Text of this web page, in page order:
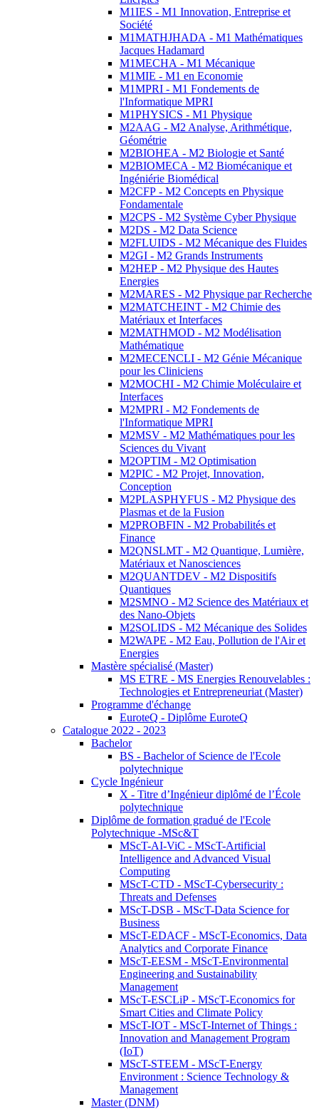
M1IES - M1 Innovation, Entreprise et
Société
M1MATHJHADA - M1 Mathématiques
Jacques Hadamard
M1MECHA - M1 Mécanique
M1MIE - M1 en Economie
M1MPRI - M1 Fondements de
l'Informatique MPRI
M1PHYSICS - M1 Physique
M2AAG - M2 Analyse, Arithmétique,
Géométrie
M2BIOHEA - M2 Biologie et Santé
M2BIOMECA - M2 Biomécanique et
Ingéniérie Biomédical
M2CFP - M2 Concepts en Physique
Fondamentale
M2CPS - M2 Système Cyber Physique
M2DS - M2 Data Science
M2FLUIDS - M2 Mécanique des Fluides
M2GI - M2 Grands Instruments
M2HEP - M2 Physique des Hautes
Energies
M2MARES - M2 Physique par Recherche
M2MATCHEINT - M2 Chimie des
Matériaux et Interfaces
M2MATHMOD - M2 Modélisation
Mathématique
M2MECENCLI - M2 Génie Mécanique
pour les Cliniciens
M2MOCHI - M2 Chimie Moléculaire et
Interfaces
M2MPRI - M2 Fondements de
l'Informatique MPRI
M2MSV - M2 Mathématiques pour les
Sciences du Vivant
M2OPTIM - M2 Optimisation
M2PIC - M2 Projet, Innovation,
Conception
M2PLASPHYFUS - M2 Physique des
Plasmas et de la Fusion
M2PROBFIN - M2 Probabilités et
Finance
M2QNSLMT - M2 Quantique, Lumière,
Matériaux et Nanosciences
M2QUANTDEV - M2 Dispositifs
Quantiques
M2SMNO - M2 Science des Matériaux et
des Nano-Objets
M2SOLIDS - M2 Mécanique des Solides
M2WAPE - M2 Eau, Pollution de l'Air et
Energies
Mastère spécialisé (Master)
MS ETRE - MS Energies Renouvelables :
Technologies et Entrepreneuriat (Master)
Programme d'échange
EuroteQ - Diplôme EuroteQ
Catalogue 2022 - 2023
Bachelor
BS - Bachelor of Science de l'Ecole
polytechnique
Cycle Ingénieur
X - Titre d’Ingénieur diplômé de l’École
polytechnique
Diplôme de formation gradué de l'Ecole
Polytechnique -MSc&T
MScT-AI-ViC - MScT-Artificial
Intelligence and Advanced Visual
Computing
MScT-CTD - MScT-Cybersecurity :
Threats and Defenses
MScT-DSB - MScT-Data Science for
Business
MScT-EDACF - MScT-Economics, Data
Analytics and Corporate Finance
MScT-EESM - MScT-Environmental
Engineering and Sustainability
Management
MScT-ESCLiP - MScT-Economics for
Smart Cities and Climate Policy
MScT-IOT - MScT-Internet of Things :
Innovation and Management Program
(IoT)
MScT-STEEM - MScT-Energy
Environment : Science Technology &
Management
Master (DNM)